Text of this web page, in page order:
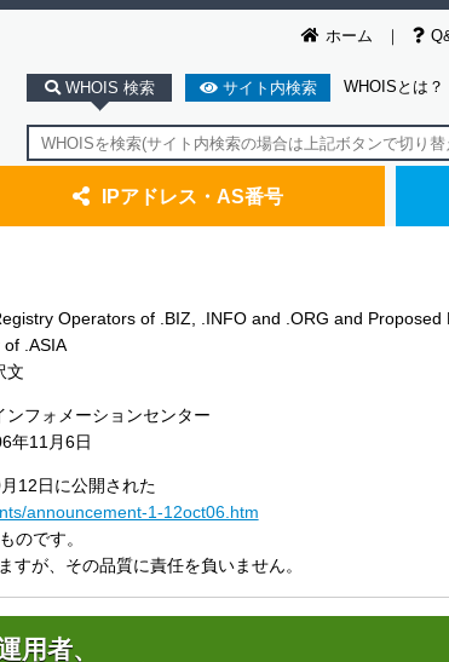
ホーム
WHOIS 検索 サイト内検索 WHOISとは？
IPアドレス・AS番号
Operators of .BIZ, .INFO and .ORG and Proposed
.ASIA
文
フォメーションセンター
年11月6日
12日に公開された
announcement-1-12oct06.htm
のです。
が、その品質に責任を負いません。
用者、